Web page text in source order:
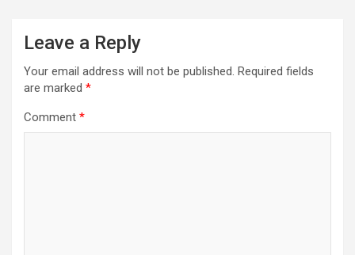
Leave a Reply
Your email address will not be published. Required fields
are marked *
Comment *